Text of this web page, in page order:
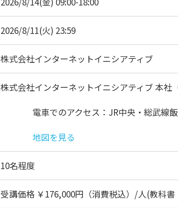
2026/8/11(火) 23:59
株式会社インターネットイニシアティブ
株式会社インターネットイニシアティブ 本社
電車でのアクセス：JR中央・総武線飯
地図を見る
10名程度
受講価格 ￥176,000円（消費税込）/人(教科